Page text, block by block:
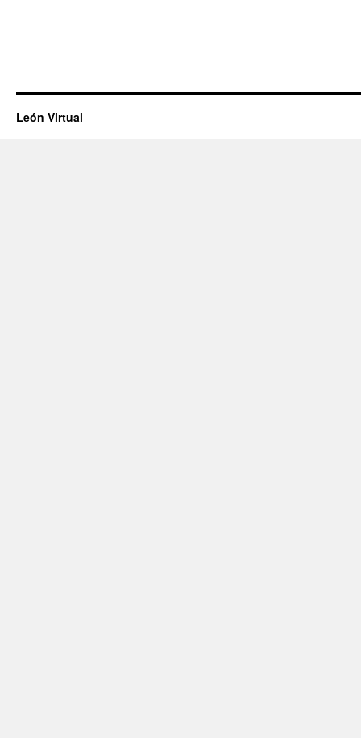
León Virtual